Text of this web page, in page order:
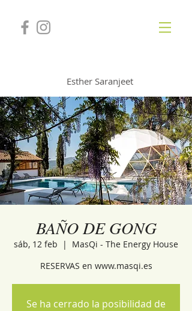
Esther Saranjeet
BAÑO DE GONG
sáb, 12 feb
  |
MasQi - The Energy House
RESERVAS en www.masqi.es
Se ha cerrado la posibilidad de